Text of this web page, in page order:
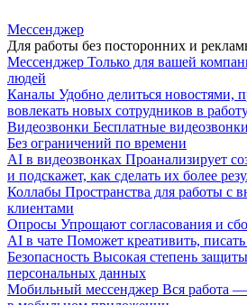
Мессенджер
Для работы без посторонних и
Мессенджер Только для вашей
людей
Каналы Удобно делиться новостями,
вовлекать новых сотрудников в
Видеозвонки Бесплатные
Без ограничений по времени
AI в видеозвонках Проанализирует
и подскажет, как сделать их более
Коллабы Пространства для работы с
клиентами
Опросы Упрощают согласования и
AI в чате Поможет креативить,
Безопасность Высокая степень
персональных данных
Мобильный мессенджер Вся работа